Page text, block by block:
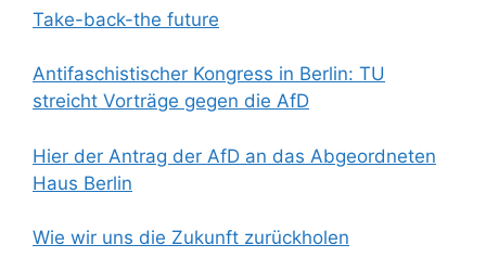
Take-back-the future
Antifaschistischer Kongress in Berlin: TU
streicht Vorträge gegen die AfD
Hier der Antrag der AfD an das Abgeordneten
Haus Berlin
Wie wir uns die Zukunft zurückholen